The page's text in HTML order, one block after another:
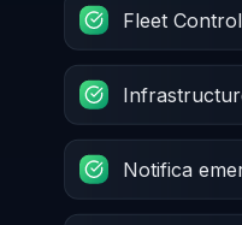
Fleet
Notifica